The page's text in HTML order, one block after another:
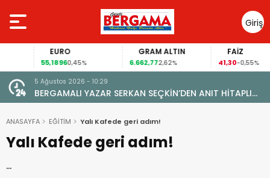
Giriş
Yap
EURO
55,18960,45%
GRAM ALTIN
6.662,772,62%
FAİZ
41,30-0,55%
5 Ağustos 2026 - 10:29
BERGAMALI YAZAR SERKAN SEÇKİN’DEN ANIT HİTAPLI
KİTAP: “PERGAMON’DAN ARTVİN’E”
ANASAYFA EĞİTİM Yalı Kafede geri adım!
Yalı Kafede geri adım!
…